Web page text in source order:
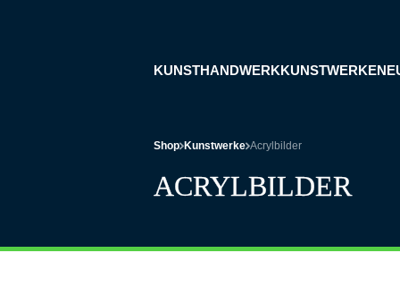
KUNSTHANDWERKKUNSTWERKE
Shop Kunstwerke Acrylbilder
ACRYLBILDER